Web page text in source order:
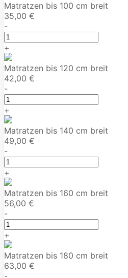
Matratzen bis 100 cm breit
35,00 €
-
+
Matratzen bis 120 cm breit
42,00 €
-
+
Matratzen bis 140 cm breit
49,00 €
-
+
Matratzen bis 160 cm breit
56,00 €
-
+
Matratzen bis 180 cm breit
63,00 €